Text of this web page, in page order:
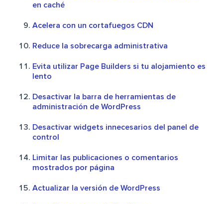
en caché
Acelera con un cortafuegos CDN
Reduce la sobrecarga administrativa
Evita utilizar Page Builders si tu alojamiento es
lento
Desactivar la barra de herramientas de
administración de WordPress
Desactivar widgets innecesarios del panel de
control
Limitar las publicaciones o comentarios
mostrados por página
Actualizar la versión de WordPress